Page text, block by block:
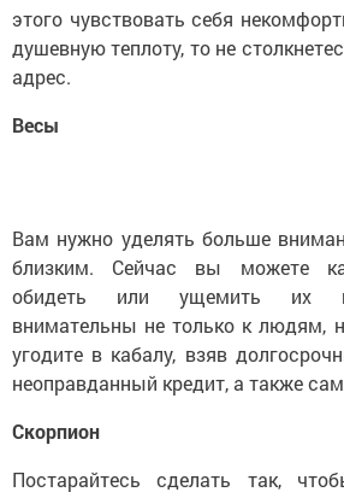
этого чувствовать себя
душевную теплоту, то не
адрес.
Весы
Вам нужно уделять больше
близким. Сейчас вы можете
обидеть или ущемить их
внимательны не только к людям,
угодите в кабалу, взяв
неоправданный кредит, а также
Скорпион
Постарайтесь сделать так,